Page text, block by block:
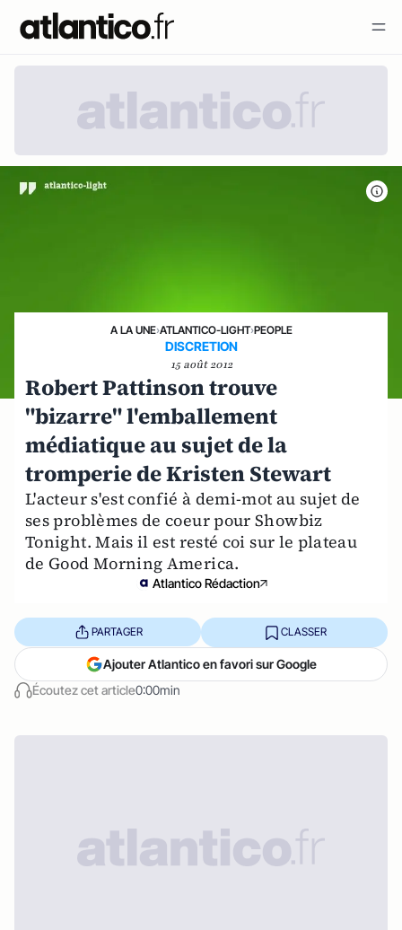
A LA UNE›ATLANTICO-LIGHT›PEOPLE
DISCRETION
15 août 2012
Robert Pattinson trouve
"bizarre" l'emballement
médiatique au sujet de la
tromperie de Kristen Stewart
L'acteur s'est confié à demi-mot au sujet de
ses problèmes de coeur pour Showbiz
Tonight. Mais il est resté coi sur le plateau
de Good Morning America.
Atlantico Rédaction
Écoutez cet article0:00min
PARTAGER CLASSER
Ajouter Atlantico en favori sur Google